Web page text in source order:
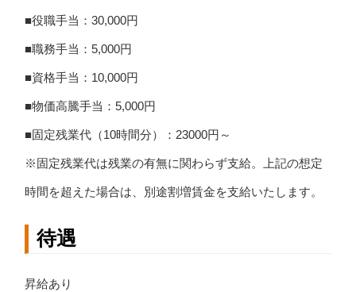
■役職手当：30,000円
■職務手当：5,000円
■資格手当：10,000円
■物価高騰手当：5,000円
■固定残業代（10時間分）：23000円～
※固定残業代は残業の有無に関わらず支給。上記の想定
時間を超えた場合は、別途割増賃金を支給いたします。
待遇
昇給あり